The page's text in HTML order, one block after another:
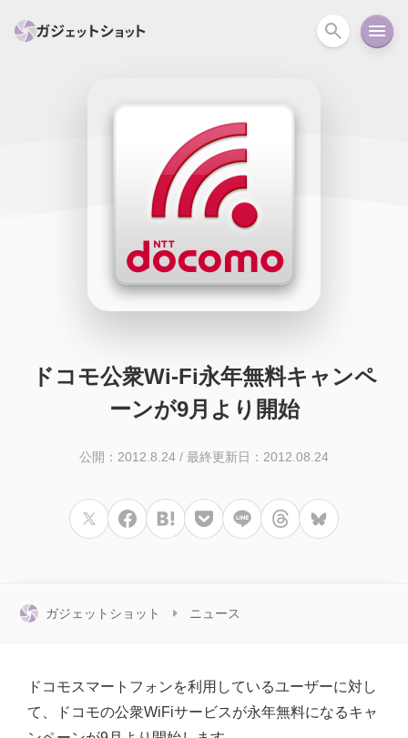
PC関連
スマートホーム アクションカメラ
ニュース オーディオ 周辺機器
ドコモ公衆Wi-Fi永年無料キャンペ
ーンが9月より開始
公開：2012.8.24 / 最終更新日：2012.08.24
ガジェットショット ニュース
ドコモスマートフォンを利用しているユーザーに対し
て、ドコモの公衆WiFiサービスが永年無料になるキャ